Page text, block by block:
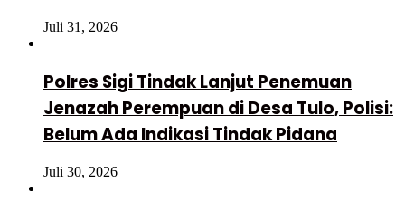
Juli 31, 2026
Polres Sigi Tindak Lanjut Penemuan
Jenazah Perempuan di Desa Tulo, Polisi:
Belum Ada Indikasi Tindak Pidana
Juli 30, 2026